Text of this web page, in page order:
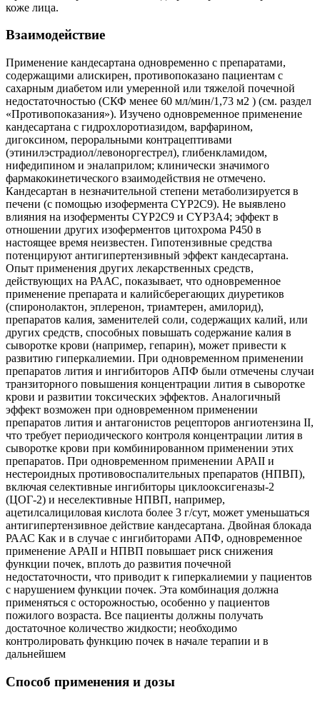
коже лица.
Взаимодействие
Применение кандесартана одновременно с препаратами,
содержащими алискирен, противопоказано пациентам с
сахарным диабетом или умеренной или тяжелой почечной
недостаточностью (СКФ менее 60 мл/мин/1,73 м2 ) (см. раздел
«Противопоказания»). Изучено одновременное применение
кандесартана с гидрохлоротиазидом, варфарином,
дигоксином, пероральными контрацептивами
(этинилэстрадиол/левоноргестрел), глибенкламидом,
нифедипином и эналаприлом; клинически значимого
фармакокинетического взаимодействия не отмечено.
Кандесартан в незначительной степени метаболизируется в
печени (с помощью изофермента CYP2C9). Не выявлено
влияния на изоферменты CYP2C9 и CYP3A4; эффект в
отношении других изоферментов цитохрома P450 в
настоящее время неизвестен. Гипотензивные средства
потенцируют антигипертензивный эффект кандесартана.
Опыт применения других лекарственных средств,
действующих на РААС, показывает, что одновременное
применение препарата и калийсберегающих диуретиков
(спиронолактон, эплеренон, триамтерен, амилорид),
препаратов калия, заменителей соли, содержащих калий, или
других средств, способных повышать содержание калия в
сыворотке крови (например, гепарин), может привести к
развитию гиперкалиемии. При одновременном применении
препаратов лития и ингибиторов АПФ были отмечены случаи
транзиторного повышения концентрации лития в сыворотке
крови и развитии токсических эффектов. Аналогичный
эффект возможен при одновременном применении
препаратов лития и антагонистов рецепторов ангиотензина II,
что требует периодического контроля концентрации лития в
сыворотке крови при комбинированном применении этих
препаратов. При одновременном применении АРАII и
нестероидных противовоспалительных препаратов (НПВП),
включая селективные ингибиторы циклооксигеназы-2
(ЦОГ-2) и неселективные НПВП, например,
ацетилсалициловая кислота более 3 г/сут, может уменьшаться
антигипертензивное действие кандесартана. Двойная блокада
РААС Как и в случае с ингибиторами АПФ, одновременное
применение АРАII и НПВП повышает риск снижения
функции почек, вплоть до развития почечной
недостаточности, что приводит к гиперкалиемии у пациентов
с нарушением функции почек. Эта комбинация должна
применяться с осторожностью, особенно у пациентов
пожилого возраста. Все пациенты должны получать
достаточное количество жидкости; необходимо
контролировать функцию почек в начале терапии и в
дальнейшем
Способ применения и дозы